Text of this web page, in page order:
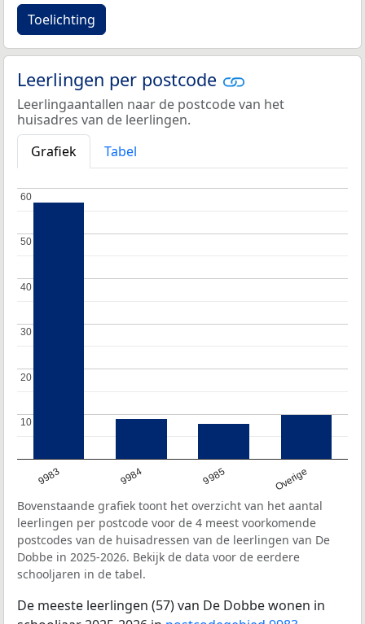
Toelichting
Leerlingen per postcode
Leerlingaantallen naar de postcode van het
huisadres van de leerlingen.
Grafiek
Tabel
9983 9984 9985 Overige
10
10
20
20
30
30
40
40
50
50
60
60
Bovenstaande grafiek toont het overzicht van het aantal
leerlingen per postcode voor de 4 meest voorkomende
postcodes van de huisadressen van de leerlingen van De
Dobbe in 2025-2026. Bekijk de data voor de eerdere
schooljaren in de tabel.
De meeste leerlingen (57) van De Dobbe wonen in